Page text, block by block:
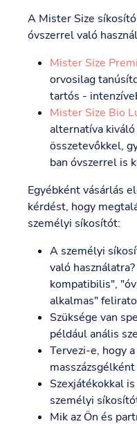
A Mister Size
óvszerrel való
Mister Size
orvosilag
tartós -
Mister Size Bio
alternatíva
összetevőkkel,
ban óvszerrel is
Egyébként vásárlás
kérdést, hogy
személyi síkosítót:
A személyi
való
kompatibilis",
alkalmas"
Szüksége van
például anális
Tervezi-e, hogy
Szexjátékokkal
személyi
Mik az Ön és